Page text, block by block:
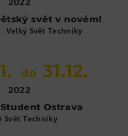
2022
svět v novém!
, Velký Svět Techniky
do 31.12.
2022
Ostrava
Svět Techniky